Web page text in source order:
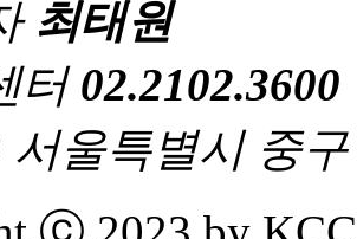
최태원
터 02.2102.3600
서울특별시 중